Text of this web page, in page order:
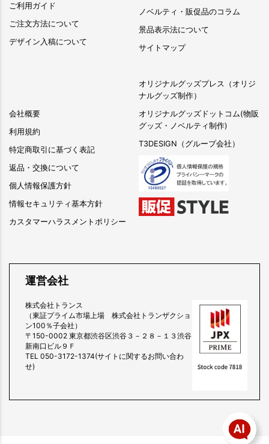
ご利用ガイド
ご注文方法について
デザイン入稿について
会社概要
利用規約
特定商取引に基づく表記
返品・交換について
個人情報保護方針
情報セキュリティ基本方針
カスタマーハラスメントポリシー
ノベルティ・販促品のコラム
景品表示法について
サイトマップ
オリジナルグッズプレス（オリジ
ナルグッズ制作）
オリジナルグッズドットコム(物販
グッズ・ノベルティ制作)
T3DESIGN（グループ会社）
運営会社
株式会社トランス
（東証プライム市場上場 株式会社トランザクショ
ン100％子会社）
〒150-0002 東京都渋谷区渋谷３－２８－１３渋谷
新南口ビル９Ｆ
TEL 050-3172-1374(サイトに関するお問い合わ
せ)